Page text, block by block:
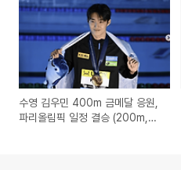
수영 김우민 400m 금메달 응원,
파리올림픽 일정 결승 (200m,